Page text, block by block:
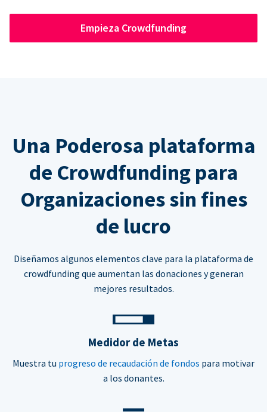
Empieza Crowdfunding
Una Poderosa plataforma
de Crowdfunding para
Organizaciones sin fines
de lucro
Diseñamos algunos elementos clave para la plataforma de
crowdfunding que aumentan las donaciones y generan
mejores resultados.
Medidor de Metas
Muestra tu progreso de recaudación de fondos para motivar
a los donantes.